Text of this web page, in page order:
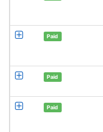
Paid
Paid
Paid